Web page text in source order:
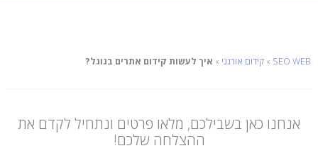
SEO WEB
» קידום אורגני » איך לעשות קידום אתרים בגוגל?
אנחנו כאן בשבילכם, מלאו פרטים ונתחיל לקדם את
ההצלחה שלכם!